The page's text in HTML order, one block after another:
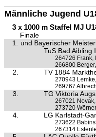
Männliche Jugend
3 x 1000 m Staffel MJ
Finale
1.
und Bayerischer Meister
TuS Bad Aibling I
264726 Frank,
266800
2. TV 1884
270943
269767
3. TG Viktoria
267021
273720
4. LG Karlstadt-
273622
267314